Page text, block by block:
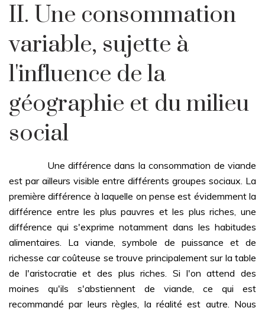
II. Une consommation
variable, sujette à
l'influence de la
géographie et du milieu
social
Une différence dans la consommation de viande
est par ailleurs visible entre différents groupes sociaux. La
première différence à laquelle on pense est évidemment la
différence entre les plus pauvres et les plus riches, une
différence qui s'exprime notamment dans les habitudes
alimentaires. La viande, symbole de puissance et de
richesse car coûteuse se trouve principalement sur la table
de l'aristocratie et des plus riches. Si l'on attend des
moines qu'ils s'abstiennent de viande, ce qui est
recommandé par leurs règles, la réalité est autre. Nous